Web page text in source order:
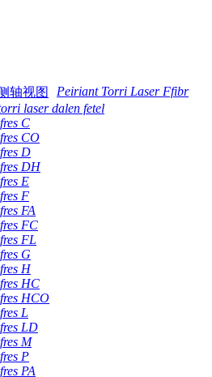
Peiriant Torri Laser Ffibr
laser dalen fetel
C
CO
D
DH
E
F
FA
FC
FL
G
H
HC
HCO
L
LD
M
P
PA